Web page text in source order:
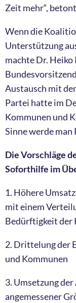
Zeit mehr“,
Wenn die
Unterstützung
machte Dr.
Austausch mit
Partei hatte im
Kommunen und
Sinne werde
Die Vorschläge
Soforthilfe im
1. Höhere
mit einem
Bedürftigkeit der
2. Drittelung der
und Kommunen
3. Umsetzung
angemessener